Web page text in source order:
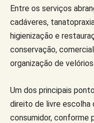
Entre os serviços
cadáveres,
higienização e
conservação,
organização de velórios.
Um dos principais
direito de livre escolha
consumidor, conforme